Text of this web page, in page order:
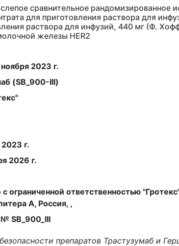
сравнительное рандомизированное
для приготовления раствора для
раствора для инфузий, 440 мг (Ф.
железы HER2
2023 г.
(SB_900-III)
г.
2026 г.
ограниченной ответственностью
А, Россия, ,
№ SB_900_III
препаратов Трастузумаб и